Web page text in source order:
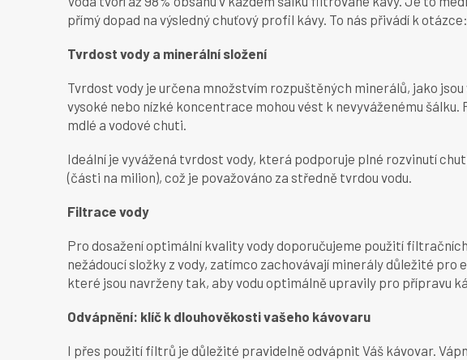
přímý dopad na výsledný chuťový profil kávy. To nás přivádí k
Tvrdost vody a minerální složení
Tvrdost vody je určena množstvím rozpuštěných minerálů, jako
vysoké nebo nízké koncentrace mohou vést k nevyváženému
mdlé a vodové chuti.
Ideální je vyvážená tvrdost vody, která podporuje plné rozvinutí
(části na milion), což je považováno za středně tvrdou vodu.
Filtrace vody
Pro dosažení optimální kvality vody doporučujeme použití
nežádoucí složky z vody, zatímco zachovávají minerály důležité
které jsou navrženy tak, aby vodu optimálně upravily pro přípravu
Odvápnění: klíč k dlouhověkosti vašeho kávovaru
I přes použití filtrů je důležité pravidelně odvápnit Váš kávovar.